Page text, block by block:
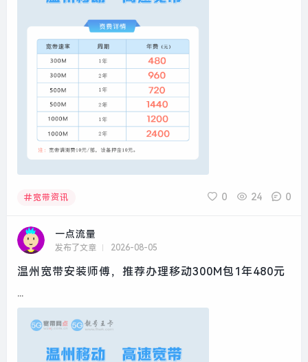
宽带资讯 0 24 0
一点流量
发布了文章 2026-08-05
温州宽带安装师傅，推荐办理移动300M包1年480元
...